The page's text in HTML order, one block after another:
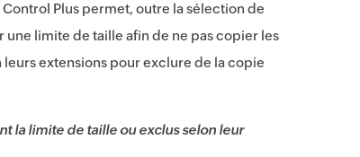
Plus permet, outre la sélection de
limite de taille afin de ne pas copier les
extensions pour exclure de la copie
la limite de taille ou exclus selon leur